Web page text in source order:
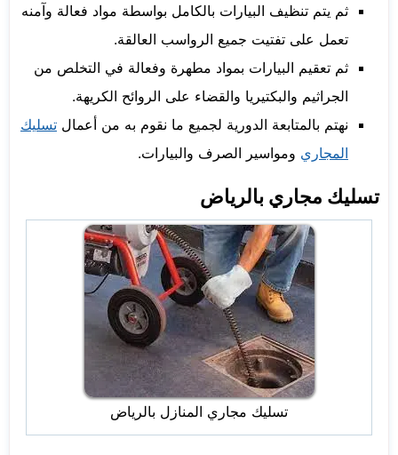
ثم يتم تنظيف البيارات بالكامل بواسطة مواد فعالة وآمنه
تعمل على تفتيت جميع الرواسب العالقة.
ثم تعقيم البيارات بمواد مطهرة وفعالة في التخلص من
الجراثيم والبكتيريا والقضاء على الروائح الكريهة.
نهتم بالمتابعة الدورية لجميع ما نقوم به من أعمال تسليك
المجاري ومواسير الصرف والبيارات.
تسليك مجاري بالرياض
تسليك مجاري المنازل بالرياض